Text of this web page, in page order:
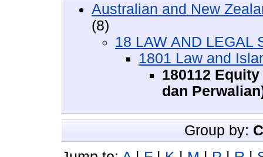
Australian and New
(8)
18 LAW AND LEGAL
1801 Law and
180112
dan
Group by: